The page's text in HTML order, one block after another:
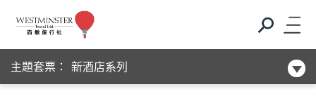
主題套票：
Club Med
新酒店系列